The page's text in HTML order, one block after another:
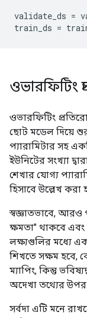
validate_ds =
train_ds =
ওভারফিটিং
ওভারফিটিং
ছোট মডেল দিয়ে
প্যারামিটার সহ
ইউনিটের সংখ্যা
শেখার যোগ্য
হিসাবে উল্লেখ করা
স্বজ্ঞাতভাবে,
ক্ষমতা" থাকবে এবং
লক্ষ্যগুলির মধ্যে
শিখতে সক্ষম হবে,
ম্যাপিং, কিন্তু
অদেখা তথ্যের
সর্বদা এটি মনে